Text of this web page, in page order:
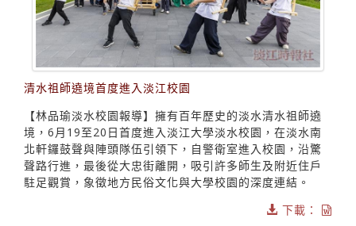
清水祖師遶境首度進入淡江校園
【林品瑜淡水校園報導】擁有百年歷史的淡水清水祖師遶
境，6月19至20日首度進入淡江大學淡水校園，在淡水南
北軒鑼鼓聲與陣頭隊伍引領下，自警衛室進入校園，沿驚
聲路行進，最後從大忠街離開，吸引許多師生及附近住戶
駐足觀賞，象徵地方民俗文化與大學校園的深度連結。
下載：